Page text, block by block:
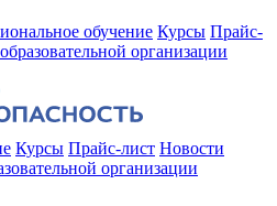
обучение Курсы Прайс-
организации
Курсы Прайс-лист Новости
организации